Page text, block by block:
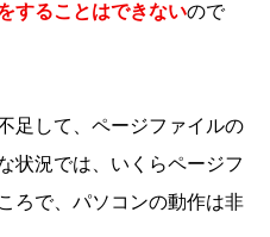
することはできないので
足して、ページファイルの
状況では、いくらページフ
ろで、パソコンの動作は非